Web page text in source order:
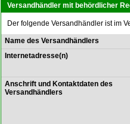
Versandhändler mit behördlicher
Der folgende Versandhändler ist im
Name des Versandhändlers
Internetadresse(n)
Anschrift und Kontaktdaten des
Versandhändlers